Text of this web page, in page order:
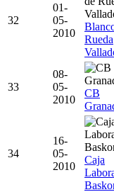
32
01-
05-
2010
Rueda
33
08-
05-
2010
CB
34
16-
05-
2010
Caja